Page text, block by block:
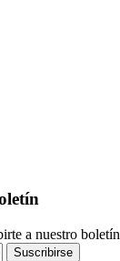
a nuestro boletín
Suscribirse